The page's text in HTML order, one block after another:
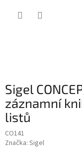
Sigel
záznamní
listů
CO141
Značka: Sigel